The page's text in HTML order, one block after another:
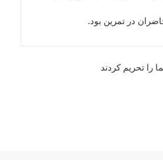
در تمرین بود.
را تحریم کردند